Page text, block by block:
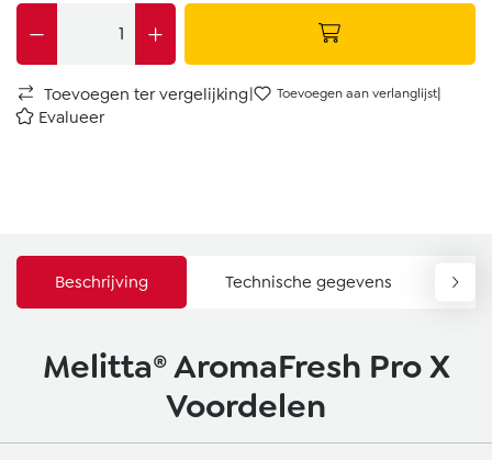
Toevoegen ter vergelijking| Toevoegen aan verlanglijst|
Evalueer
Beschrijving Technische gegevens
Melitta® AromaFresh Pro X
Voordelen